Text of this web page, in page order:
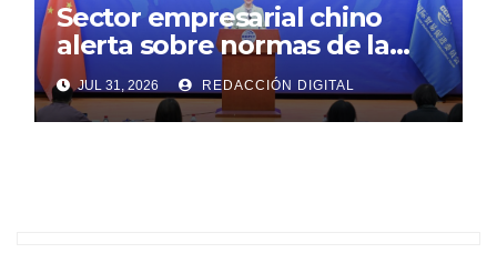
Sector empresarial chino
alerta sobre normas de la
Unión Europea
JUL 31, 2026 REDACCIÓN DIGITAL